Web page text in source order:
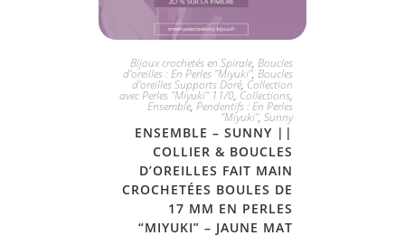
JE PRENDS TOUT !
Bijoux crochetés en Spirale, Boucles
d'oreilles : En Perles "Miyuki", Boucles
d'oreilles Supports Doré, Collection
avec Perles "Miyuki" 11/0, Collections,
Ensemble, Pendentifs : En Perles
"Miyuki", Sunny
ENSEMBLE – SUNNY ||
COLLIER & BOUCLES
D’OREILLES FAIT MAIN
CROCHETÉES BOULES DE
17 MM EN PERLES
“MIYUKI” – JAUNE MAT